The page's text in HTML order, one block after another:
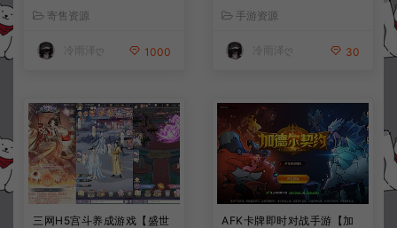
授权后台+简易安卓客户端
+详细搭建教程+视频教程
寄售资源
冷雨泽ღ 1000
果双端+详细搭建教程+视频
教程
手游资源
冷雨泽ღ 30
三网H5宫斗养成游戏【盛世
AFK卡牌即时对战手游【加